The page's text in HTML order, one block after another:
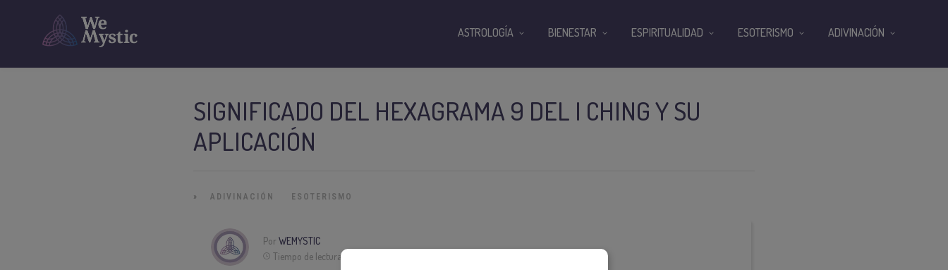
SIGNIFICADO DEL HEXAGRAMA 9 DEL I CHING Y SU
APLICACIÓN
» ADIVINACIÓN ESOTERISMO
Por WEMYSTIC
Tiempo de lectura:
ASTROLOGÍA BIENESTAR ESPIRITUALIDAD ESOTERISMO ADIVINACIÓN